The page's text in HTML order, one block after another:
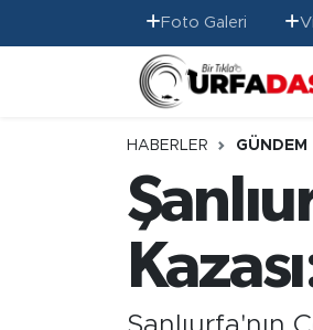
Foto Galeri
HABERLER GÜNDEM
GÜNDEM
EKONOMİ
SİYASET
Gizlilik ve Güvenlik Politikası
İletişim
Nöbetçi Eczaneler
Hava Durumu
Namaz Vakitleri
Trafik Durumu